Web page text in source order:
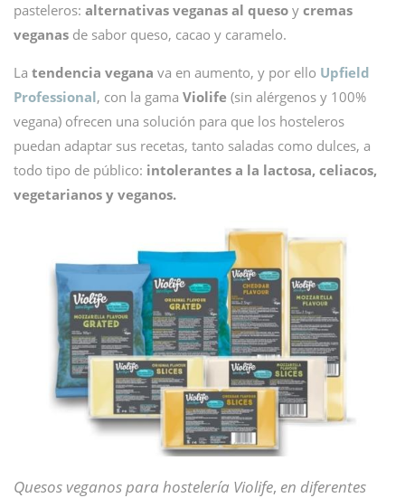
pasteleros: alternativas veganas al queso y cremas
veganas de sabor queso, cacao y caramelo.
La tendencia vegana va en aumento, y por ello Upfield
Professional, con la gama Violife (sin alérgenos y 100%
vegana) ofrecen una solución para que los hosteleros
puedan adaptar sus recetas, tanto saladas como dulces, a
todo tipo de público: intolerantes a la lactosa, celiacos,
vegetarianos y veganos.
Quesos veganos para hostelería Violife, en diferentes